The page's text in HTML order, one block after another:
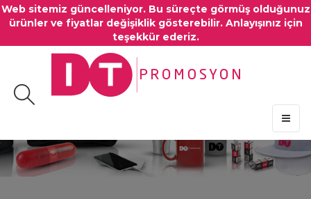
Web sitemiz güncelleniyor. Bu süreçte görmüş olduğunuz
ürünler ve fiyatlar değişiklik gösterebilir. Anlayışınız için
teşekkür ederiz.